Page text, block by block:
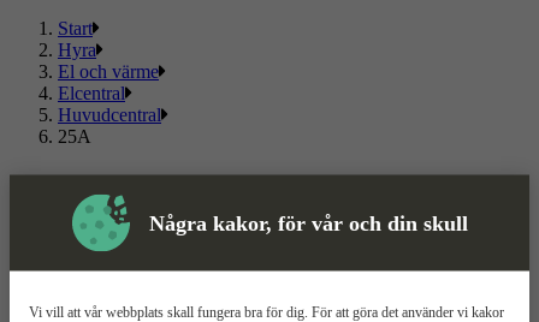
Några kakor, för vår och din skull
Vi vill att vår webbplats skall fungera bra för dig. För att göra det använder vi kakor
Start
Hyra
El och värme
Elcentral
Huvudcentral
25A
Läs mer Läs mindre